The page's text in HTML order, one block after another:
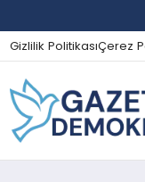
Gizlilik PolitikasıÇerez